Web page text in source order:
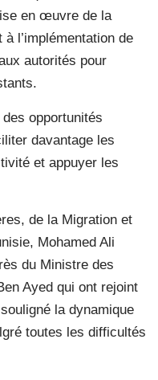
en œuvre de la
l’implémentation de
autorités pour
opportunités
davantage les
et appuyer les
de la Migration et
Mohamed Ali
du Ministre des
Ayed qui ont rejoint
la dynamique
toutes les difficultés